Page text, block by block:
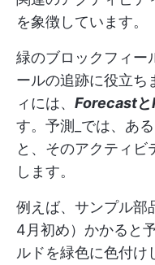
を象徴しています。
緑のブロックフィー
ールの追跡に役立ち
ィには、 Forecastと
す。予測_では、あ
と、そのアクティビ
します。
例えば、サンプル部
4月初め）かかると
ルドを緑色に色付け